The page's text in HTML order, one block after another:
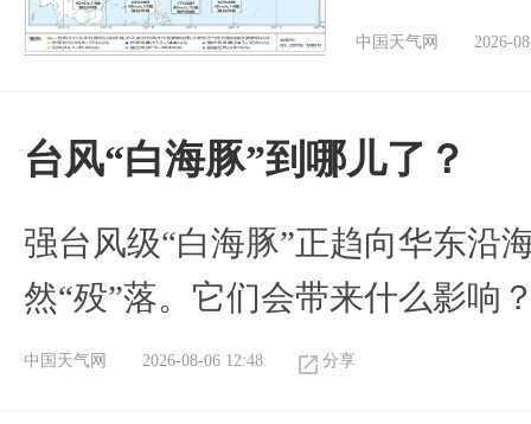
中国天气网 2026-
台风“白海豚”到哪儿了？
强台风级“白海豚”正趋向华东沿
然“殁”落。它们会带来什么影响
中国天气网 2026-08-06 12:48 分享